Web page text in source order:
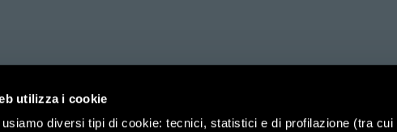
utilizza i cookie
diversi tipi di cookie: tecnici, statistici e di profilazione (tra cui